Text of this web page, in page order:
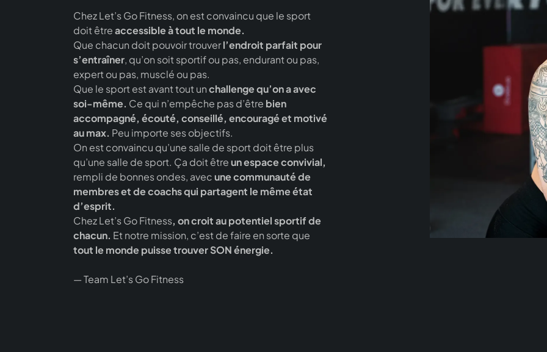
Chez Let’s Go Fitness, on est convaincu que le sport
doit êtreaccessible à tout le monde.
Que chacun doit pouvoir trouverl’endroit parfait pour
s’entraîner, qu’on soit sportif ou pas, endurant ou pas,
expert ou pas, musclé ou pas.
Que le sport est avant tout unchallenge qu’on a avec
soi-même. Ce qui n’empêche pas d’être bien
accompagné, écouté, conseillé, encouragé et motivé
au max. Peu importe ses objectifs.
On est convaincu qu’une salle de sport doit être plus
qu’une salle de sport. Ça doit êtreun espace convivial,
rempli de bonnes ondes, avecune communauté de
membres et de coachs qui partagent le même état
d’esprit.
Chez Let’s Go Fitness, on croit au potentiel sportif de
chacun. Et notre mission, c’est de faire en sorte que
tout le monde puisse trouver SON énergie.
— Team Let’s Go Fitness